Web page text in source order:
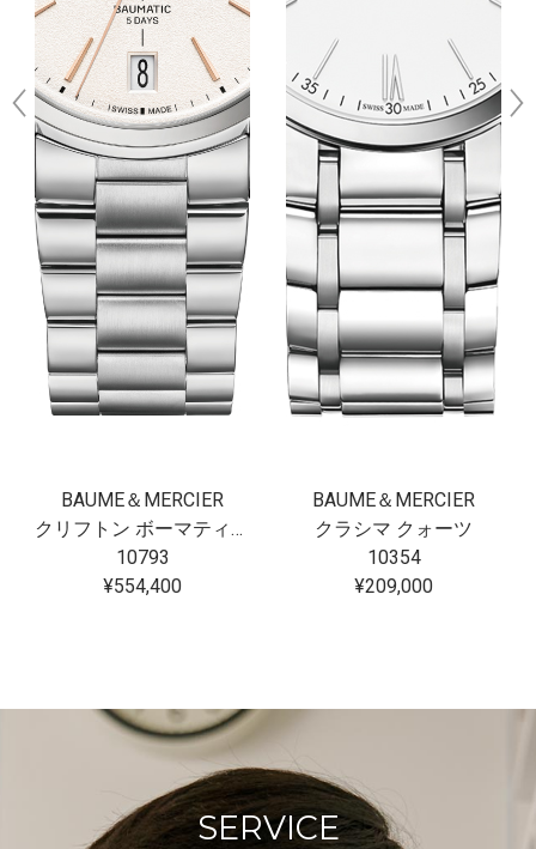
BAUME＆MERCIER
クリフトン ボーマティック
10793
¥554,400
BAUME＆MERCIER
クラシマ クォーツ
10354
¥209,000
SERVICE